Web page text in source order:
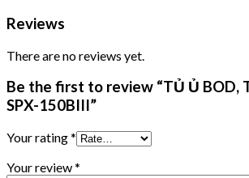
Reviews
There are no reviews yet.
Be the first to review “TỦ Ủ BOD,
SPX-150BIII”
Your rating*
Your review*